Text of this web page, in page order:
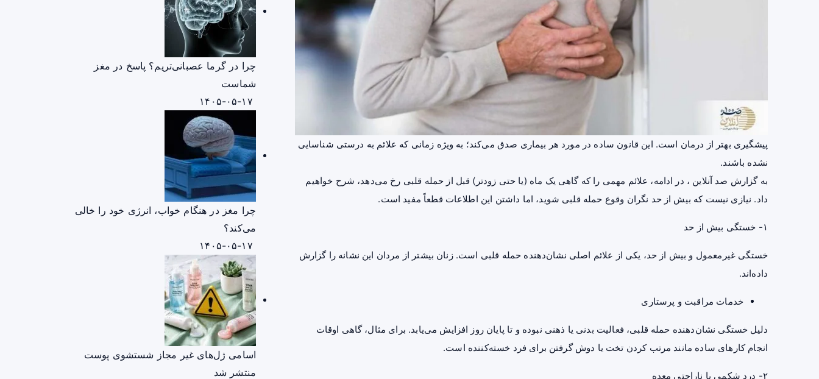
پیشگیری بهتر از درمان است. این قانون ساده در مورد هر بیماری صدق می‌کند؛ به ویژه زمانی که علائم به درستی شناسایی
نشده باشند.
به گزارش صد آنلاین ، در ادامه، علائم مهمی را که گاهی یک ماه (یا حتی زودتر) قبل از حمله قلبی رخ می‌دهد، شرح خواهیم
داد. نیازی نیست که بیش از حد نگران وقوع حمله قلبی شوید، اما داشتن این اطلاعات قطعاً مفید است.
۱- خستگی بیش از حد
خستگی غیرمعمول و بیش از حد، یکی از علائم اصلی نشان‌دهنده حمله قلبی است. زنان بیشتر از مردان این نشانه را گزارش
داده‌اند.
خدمات مراقبت و پرستاری
دلیل خستگی نشان‌دهنده حمله قلبی، فعالیت بدنی یا ذهنی نبوده و تا پایان روز افزایش می‌یابد. برای مثال، گاهی اوقات
انجام کار‌های ساده مانند مرتب کردن تخت یا دوش گرفتن برای فرد خسته‌کننده است.
۲- درد شکمی یا ناراحتی معده
چرا در گرما عصبانی‌تریم؟ پاسخ در مغز
شماست
چرا مغز در هنگام خواب، انرژی خود را خالی
می‌کند؟
اسامی ژل‌های غیر مجاز شستشوی پوست
منتشر شد